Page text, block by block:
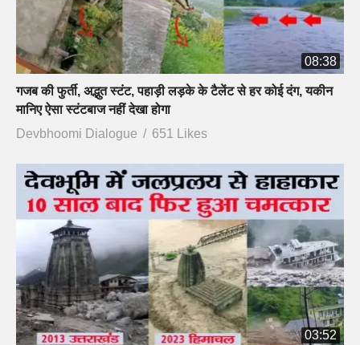
08:38
गजब की फुर्ती, अद्भुत स्टंट, पहाड़ी लड़के के टैलेंट से हर कोई दंग, यकीन
मानिए ऐसा स्टंटबाज नहीं देखा होगा
Devbhoomi Dialogue
651 Likes
03:52